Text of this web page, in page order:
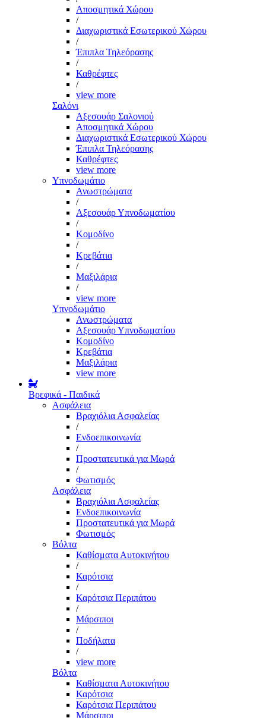
Αποσμητικά Χώρου
/
Διαχωριστικά Εσωτερικού Χώρου
/
Έπιπλα Τηλεόρασης
/
Καθρέφτες
/
view more
Σαλόνι
Αξεσουάρ Σαλονιού
Αποσμητικά Χώρου
Διαχωριστικά Εσωτερικού Χώρου
Έπιπλα Τηλεόρασης
Καθρέφτες
view more
Υπνοδωμάτιο
Ανωστρώματα
/
Αξεσουάρ Υπνοδωματίου
/
Κομοδίνο
/
Κρεβάτια
/
Μαξιλάρια
/
view more
Υπνοδωμάτιο
Ανωστρώματα
Αξεσουάρ Υπνοδωματίου
Κομοδίνο
Κρεβάτια
Μαξιλάρια
view more
Βρεφικά - Παιδικά
Ασφάλεια
Βραχιόλια Ασφαλείας
/
Ενδοεπικοινωνία
/
Προστατευτικά για Μωρά
/
Φωτισμός
Ασφάλεια
Βραχιόλια Ασφαλείας
Ενδοεπικοινωνία
Προστατευτικά για Μωρά
Φωτισμός
Βόλτα
Καθίσματα Αυτοκινήτου
/
Καρότσια
/
Καρότσια Περιπάτου
/
Μάρσιποι
/
Ποδήλατα
/
view more
Βόλτα
Καθίσματα Αυτοκινήτου
Καρότσια
Καρότσια Περιπάτου
Μάρσιποι